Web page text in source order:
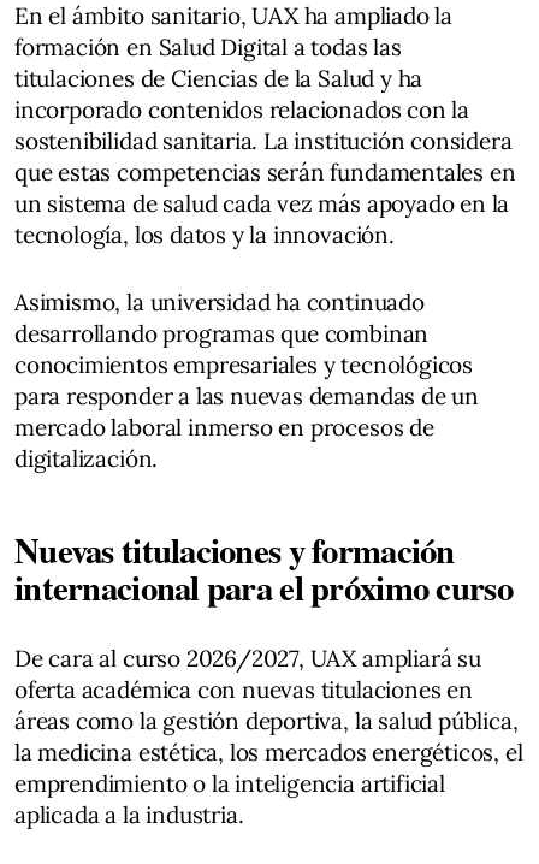
En el ámbito sanitario, UAX ha ampliado la
formación en Salud Digital a todas las
titulaciones de Ciencias de la Salud y ha
incorporado contenidos relacionados con la
sostenibilidad sanitaria. La institución considera
que estas competencias serán fundamentales en
un sistema de salud cada vez más apoyado en la
tecnología, los datos y la innovación.
Asimismo, la universidad ha continuado
desarrollando programas que combinan
conocimientos empresariales y tecnológicos
para responder a las nuevas demandas de un
mercado laboral inmerso en procesos de
digitalización.
Nuevas titulaciones y formación
internacional para el próximo curso
De cara al curso 2026/2027, UAX ampliará su
oferta académica con nuevas titulaciones en
áreas como la gestión deportiva, la salud pública,
la medicina estética, los mercados energéticos, el
emprendimiento o la inteligencia artificial
aplicada a la industria.